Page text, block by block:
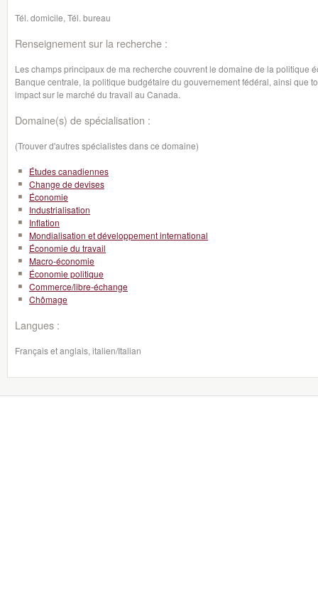
Tél. domicile, Tél. bureau
Renseignement sur la recherche :
Les champs principaux de ma recherche couvrent le domaine de la politique
Banque centrale, la politique budgétaire du gouvernement fédéral, ainsi que
impact sur le marché du travail au Canada.
Domaine(s) de spécialisation :
(Trouver d'autres spécialistes dans ce domaine)
Études canadiennes
Change de devises
Économie
Industrialisation
Inflation
Mondialisation et développement international
Économie du travail
Macro-économie
Économie politique
Commerce/libre-échange
Chômage
Langues :
Français et anglais, italien/Italian